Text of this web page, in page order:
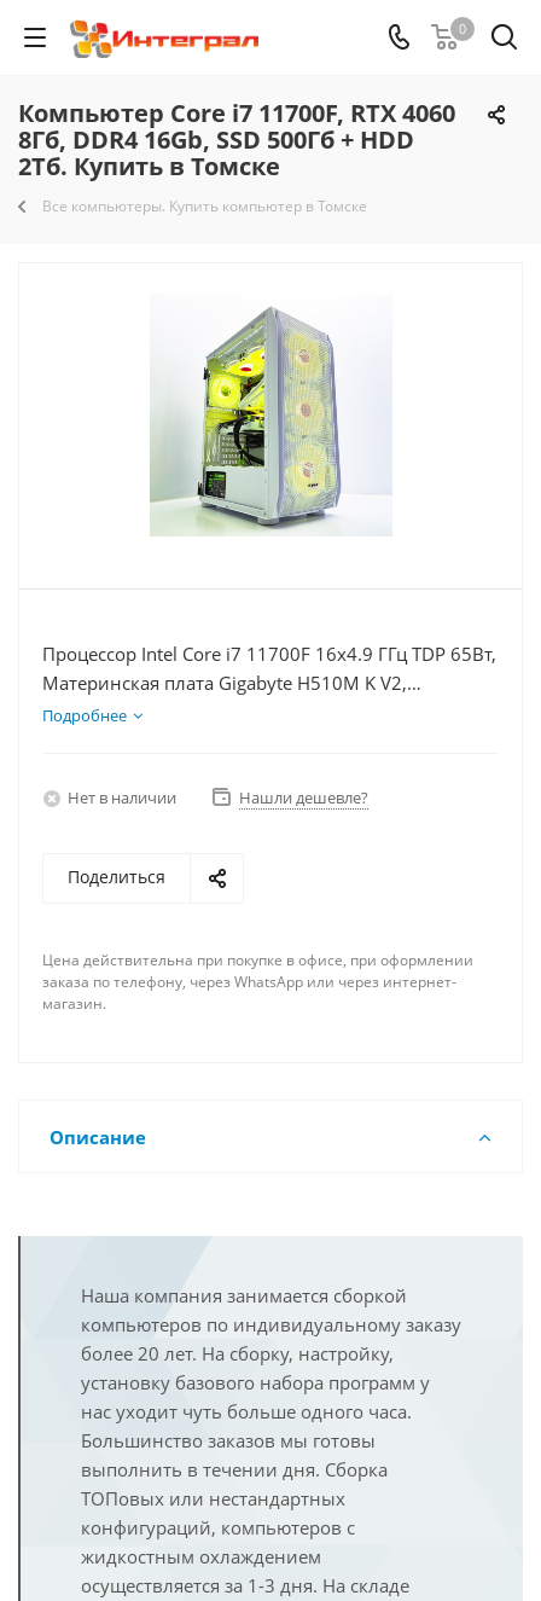
0
Компьютер Core i7 11700F, RTX 4060
8Гб, DDR4 16Gb, SSD 500Гб + HDD
2Тб. Купить в Томске
Все компьютеры. Купить компьютер в Томске
Процессор Intel Core i7 11700F 16x4.9 ГГц TDP 65Вт,
Материнская плата Gigabyte H510M K V2,
Видеокарта RTX 4060 8Гб, Память DDR4 16Gb,
Подробнее
Нет в наличии Нашли дешевле?
Поделиться
Цена действительна при покупке в офисе, при оформлении
заказа по телефону, через WhatsApp или через интернет-
магазин.
Описание
Наша компания занимается сборкой
компьютеров по индивидуальному заказу
более 20 лет. На сборку, настройку,
установку базового набора программ у
нас уходит чуть больше одного часа.
Большинство заказов мы готовы
выполнить в течении дня. Сборка
ТОПовых или нестандартных
конфигураций, компьютеров с
жидкостным охлаждением
осуществляется за 1-3 дня. На складе